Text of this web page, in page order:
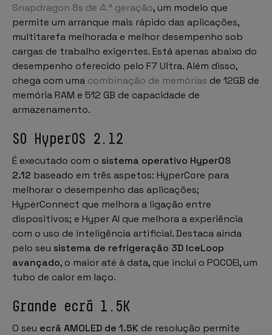
Snapdragon 8s de 4.ª geração, um modelo que
permite um arranque mais rápido das aplicações,
multitarefa melhorada e melhor desempenho sob
cargas de trabalho exigentes. Está apenas abaixo do
desempenho oferecido pelo F7 Ultra. Além disso,
chega com uma combinação de memórias de 12GB de
memória RAM e 512 GB de capacidade de
armazenamento.
SO HyperOS 2.12
É executado com o sistema operativo HyperOS
2.12 baseado em três aspetos: HyperCore para
melhorar o desempenho das aplicações;
HyperConnect que melhora a ligação entre
dispositivos; e Hyper AI que melhora a experiência
com o uso de inteligência artificial. Destaca ainda
pelo seu sistema de refrigeração 3D IceLoop
avançado, o maior até à data, que inclui o POCOEI, um
tubo de calor em laço.
Grande ecrã 1.5K
O seu ecrã AMOLED de 1.5K de resolução permite